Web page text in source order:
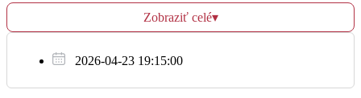
18:30
+ Ladislav a Terézia
Dnes na nedeľu Božieho slova, úprimne ďakujeme všetkým
lektorom za službu, ktorú vykonávajú. Pozývame aj ďalších k tejto
službe. Prosíme tiež, aby lektori prichádzali k ambone až skončení
modlitby dňa (kolekty).
Zobraziť celé▾
2026-04-23 19:15:00